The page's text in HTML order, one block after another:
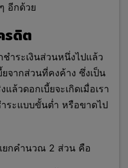
อีกด้วย
รดิต
ำระเงินส่วนหนึ่งไปแล้ว
จากส่วนที่คงค้าง ซึ่งเป็น
ล้วดอกเบี้ยจะเกิดเมื่อเรา
ระแบบขั้นต่ำ หรือขาดไป
ยกคำนวณ 2 ส่วน คือ